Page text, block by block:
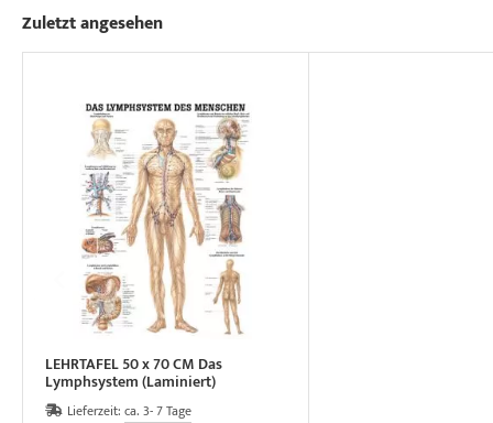
Zuletzt angesehen
LEHRTAFEL 50 x 70 CM Das
Lymphsystem (Laminiert)
Lieferzeit: ca. 3- 7 Tage